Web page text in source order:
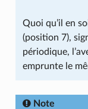
Quoi qu’il en
(position 7),
périodique,
emprunte le
Note